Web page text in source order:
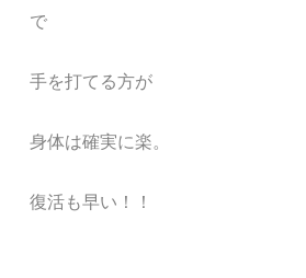
で
手を打てる方が
身体は確実に楽。
復活も早い！！